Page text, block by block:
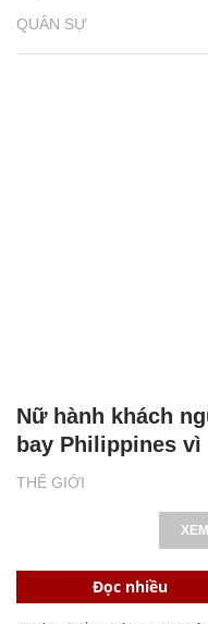
QUÂN SỰ
THẾ GIỚI
Nữ hành khách
bay Philippines
Đọc nhiều